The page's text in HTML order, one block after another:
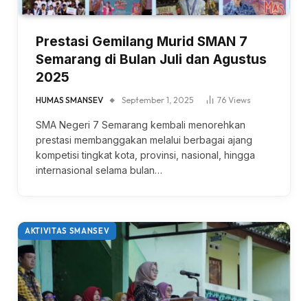
Prestasi Gemilang Murid SMAN 7
Semarang di Bulan Juli dan Agustus
2025
HUMAS SMANSEV September 1, 2025 76 Views
SMA Negeri 7 Semarang kembali menorehkan
prestasi membanggakan melalui berbagai ajang
kompetisi tingkat kota, provinsi, nasional, hingga
internasional selama bulan…
AKTIVITAS SMANSEV